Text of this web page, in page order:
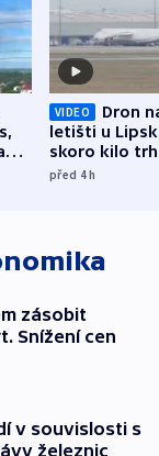
VIDEO
Dron
letišti u
skoro kilo
indicie
před 4h
zásobit
Snížení cen
v souvislosti s
železnic